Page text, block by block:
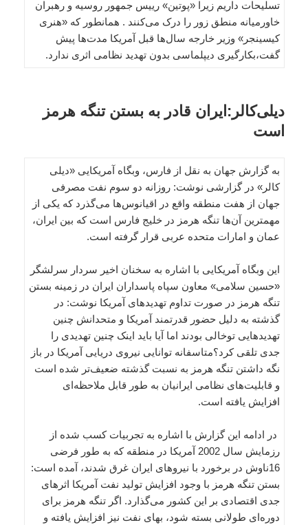
تسلیحات داریم زیرا «پوتین» رییس جمهور روسیه و رهبران
خاورمیانه منطق زور را درک می‌کنند . همانطور که «هنری
کیسینجر» وزیر خارجه سال‌ها قبل آمریکا مدت‌ها‌ پیش
گفت،بکارگیری دیپلماسی بدون تهدید نظامی ‌اثری ندارد.
دیلی‌کالر:ایران قادر به بستن تنگه هرمز
است
به گزارش جهان به نقل از فارس، وبگاه آمریکایی «دیلی
کالر» در گزارشی نوشت: روزانه دو سوم نفت مصرفی
جهان از هفت منطقه واقع در اقیانوس‌ها می‌گذرد که یکی از
مهمترین آن‌ها تنگه هرمز در خلیج فارس است که بین ایران،
عمان و امارات متحده عربی قرار گرفته است.
این وبگاه‌ آمریکایی با اشاره به سخنان اخیر سردار سرلشگر
«حسین سلامی» معاون سپاه پاسداران ایران در زمینه بستن
تنگه هرمز در صورت تداوم تهدیدهای آمریکا نوشت: در
گذشته به دلیل حضور قدرتمند آمریکا و متحدانش چنین
تهدیدهایی توخالی بودند اما آیا باید اینک چنین تهدیدی را
جدی تلقی کرد؟متاسفانه توانایی نیروی دریایی آمریکا در باز
نگه داشتن تنگه هرمز به نسبت گذشته ضعیف‌تر شده است
و قابلیت‌های نظامی ایرانیان به طور قابل ملاحظه‌ای
افزایش یافته است.
در ادامه این گزارش با اشاره به تجربیات کسب شده از
رزمایش سال 2002 آمریکا در منطقه که به طور فرضی
16ناوش در برخورد با نیروهای ایران غرق شدند، آمده است:
بستن تنگه هرمز با وجود افزایش تولید نفت آمریکا اثرهای
جدی اقتصادی بر این کشور می‌گذارد. اگر تنگه هرمز برای
دوره‌ای طولانی بسته شود، بهای نفت نیز افزایش یافته و